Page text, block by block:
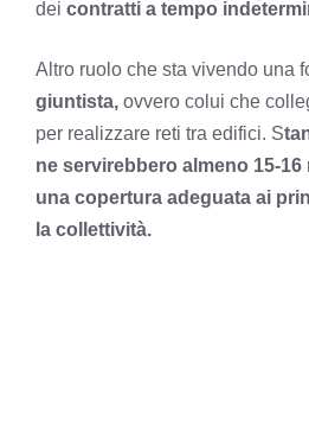
dei contratti a tempo
Altro ruolo che sta vivendo una
giuntista, ovvero colui che
per realizzare reti tra edifici. S
ne servirebbero almeno 15-
una copertura adeguata ai
la collettività.